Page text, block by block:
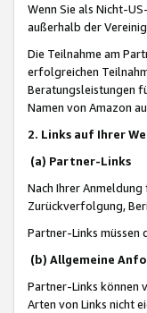
Wenn Sie als Nicht-
außerhalb der
Die Teilnahme am
erfolgreichen
Beratungsleistungen
Namen von Amazon
2. Links auf Ihrer
(a) Partner-Links
Nach Ihrer
Zurückverfolgung,
Partner-Links müssen
(b) Allgemeine
Partner-Links können
Arten von Links nicht